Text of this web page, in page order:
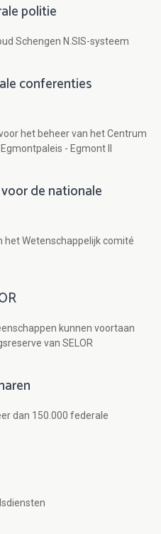
politie
Schengen N.SIS-systeem
conferenties
het beheer van het Centrum
- Egmont II
de nationale
het Wetenschappelijk comité
kunnen voortaan
van SELOR
dan 150.000 federale